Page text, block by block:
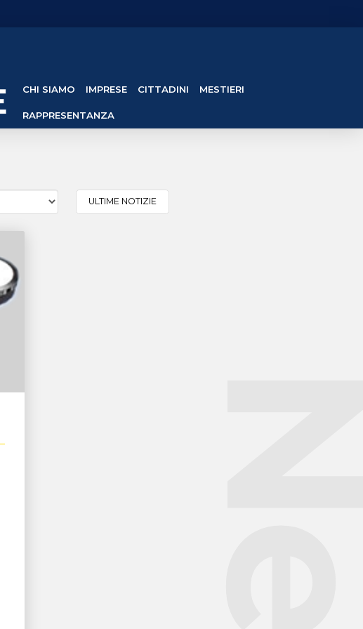
CHI SIAMO IMPRESE CITTADINI MESTIERI
RAPPRESENTANZA
ULTIME NOTIZIE